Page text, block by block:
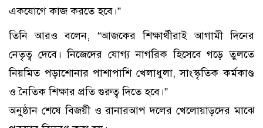
একযোগে কাজ করতে হবে।”
তিনি আরও বলেন, “আজকের শিক্ষার্থীরাই আগামী দিনের
নেতৃত্ব দেবে। নিজেদের যোগ্য নাগরিক হিসেবে গড়ে তুলতে
নিয়মিত পড়াশোনার পাশাপাশি খেলাধুলা, সাংস্কৃতিক কর্মকাণ্ড
ও নৈতিক শিক্ষার প্রতি গুরুত্ব দিতে হবে।”
অনুষ্ঠান শেষে বিজয়ী ও রানারআপ দলের খেলোয়াড়দের মাঝে